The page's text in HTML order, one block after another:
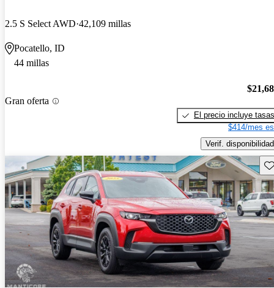
2.5 S Select AWD 42,109 millas
Pocatello, ID
44 millas
Gran oferta
El precio incluye tasas
$414/mes
Verif. disponibilidad